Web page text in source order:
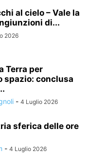
al cielo – Vale la
di...
2026
Terra per
spazio: conclusa
- 4 Luglio 2026
sferica delle ore
- 4 Luglio 2026